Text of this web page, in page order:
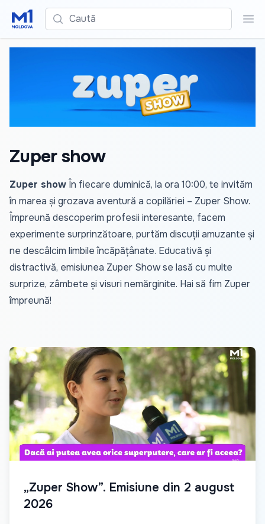
Caută
Zuper show
Zuper show În fiecare duminică, la ora 10:00, te invităm
în marea și grozava aventură a copilăriei – Zuper Show.
Împreună descoperim profesii interesante, facem
experimente surprinzătoare, purtăm discuții amuzante și
ne descâlcim limbile încăpățânate. Educativă și
distractivă, emisiunea Zuper Show se lasă cu multe
surprize, zâmbete și visuri nemărginite. Hai să fim Zuper
împreună!
„Zuper Show”. Emisiune din 2 august
2026